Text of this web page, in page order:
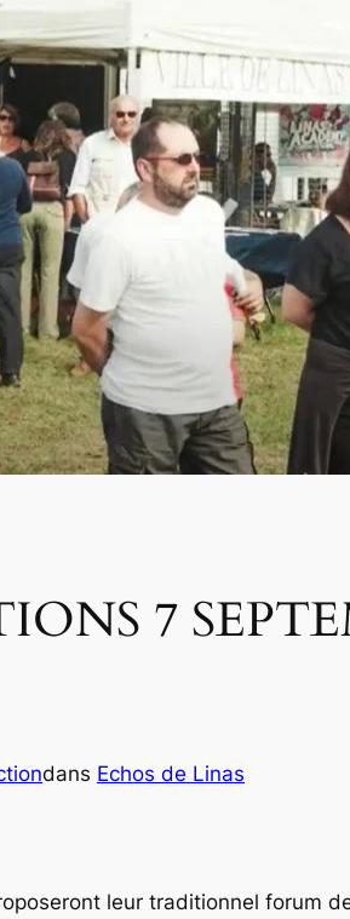
7
dans Echos de Linas
leur traditionnel forum